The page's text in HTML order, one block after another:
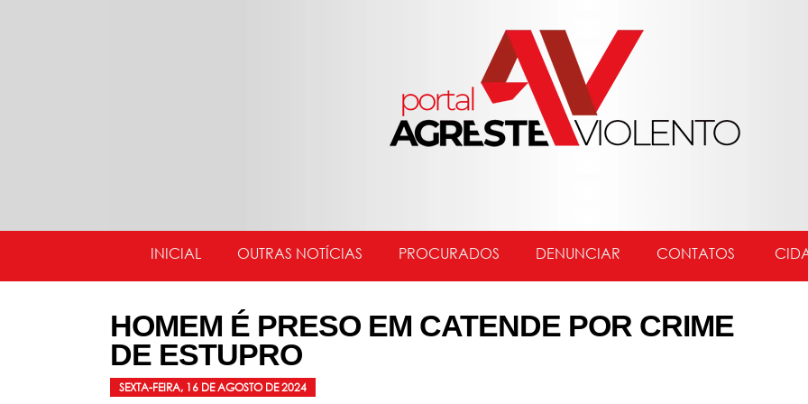
INICIAL OUTRAS NOTÍCIAS PROCURADOS DENUNCIAR CONTATOS
HOMEM É PRESO EM CATENDE POR CRIME
DE ESTUPRO
SEXTA-FEIRA, 16 DE AGOSTO DE 2024